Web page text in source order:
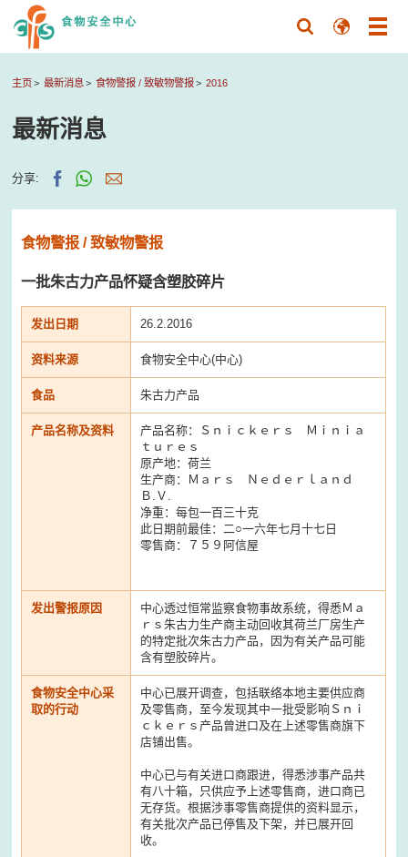
主页 最新消息 食物警报 / 致敏物警报 2016
最新消息
分享:
食物警报 / 致敏物警报
一批朱古力产品怀疑含塑胶碎片
发出日期 26.2.2016
资料来源 食物安全中心(中心)
食品 朱古力产品
产品名称及资料
产品名称：Ｓｎｉｃｋｅｒｓ Ｍｉｎｉａ
ｔｕｒｅｓ
原产地：荷兰
生产商：Ｍａｒｓ Ｎｅｄｅｒｌａｎｄ
Ｂ.Ｖ.
净重：每包一百三十克
此日期前最佳：二○一六年七月十七日
零售商：７５９阿信屋
发出警报原因
中心透过恒常监察食物事故系统，得悉Ｍａ
ｒｓ朱古力生产商主动回收其荷兰厂房生产
的特定批次朱古力产品，因为有关产品可能
含有塑胶碎片。
食物安全中心采
取的行动
中心已展开调查，包括联络本地主要供应商
及零售商，至今发现其中一批受影响Ｓｎｉ
ｃｋｅｒｓ产品曾进口及在上述零售商旗下
店铺出售。
中心已与有关进口商跟进，得悉涉事产品共
有八十箱，只供应予上述零售商，进口商已
无存货。根据涉事零售商提供的资料显示，
有关批次产品已停售及下架，并已展开回
收。